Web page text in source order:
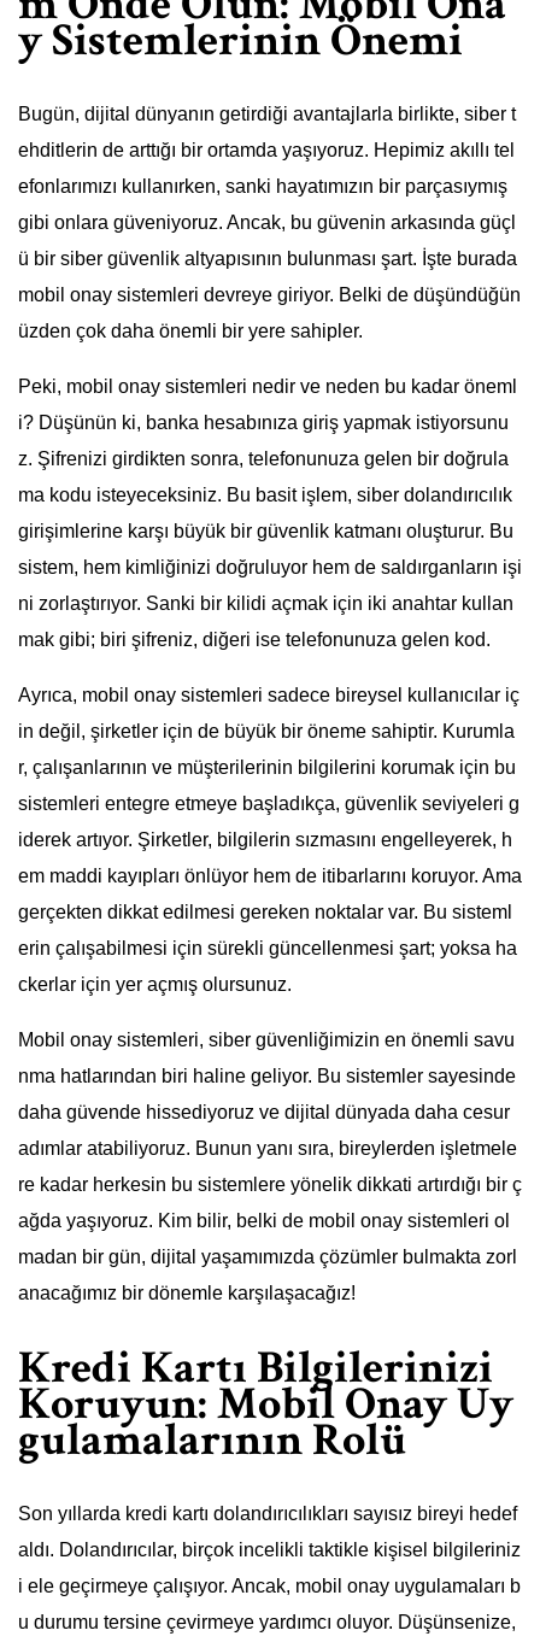
y Sistemlerinin Önemi
Bugün, dijital dünyanın getirdiği avantajlarla birlikte, siber t
ehditlerin de arttığı bir ortamda yaşıyoruz. Hepimiz akıllı tel
efonlarımızı kullanırken, sanki hayatımızın bir parçasıymış
gibi onlara güveniyoruz. Ancak, bu güvenin arkasında güçl
ü bir siber güvenlik altyapısının bulunması şart. İşte burada
mobil onay sistemleri devreye giriyor. Belki de düşündüğün
üzden çok daha önemli bir yere sahipler.
Peki, mobil onay sistemleri nedir ve neden bu kadar öneml
i? Düşünün ki, banka hesabınıza giriş yapmak istiyorsunu
z. Şifrenizi girdikten sonra, telefonunuza gelen bir doğrula
ma kodu isteyeceksiniz. Bu basit işlem, siber dolandırıcılık
girişimlerine karşı büyük bir güvenlik katmanı oluşturur. Bu
sistem, hem kimliğinizi doğruluyor hem de saldırganların işi
ni zorlaştırıyor. Sanki bir kilidi açmak için iki anahtar kullan
mak gibi; biri şifreniz, diğeri ise telefonunuza gelen kod.
Ayrıca, mobil onay sistemleri sadece bireysel kullanıcılar iç
in değil, şirketler için de büyük bir öneme sahiptir. Kurumla
r, çalışanlarının ve müşterilerinin bilgilerini korumak için bu
sistemleri entegre etmeye başladıkça, güvenlik seviyeleri g
iderek artıyor. Şirketler, bilgilerin sızmasını engelleyerek, h
em maddi kayıpları önlüyor hem de itibarlarını koruyor. Ama
gerçekten dikkat edilmesi gereken noktalar var. Bu sisteml
erin çalışabilmesi için sürekli güncellenmesi şart; yoksa ha
ckerlar için yer açmış olursunuz.
Mobil onay sistemleri, siber güvenliğimizin en önemli savu
nma hatlarından biri haline geliyor. Bu sistemler sayesinde
daha güvende hissediyoruz ve dijital dünyada daha cesur
adımlar atabiliyoruz. Bunun yanı sıra, bireylerden işletmele
re kadar herkesin bu sistemlere yönelik dikkati artırdığı bir ç
ağda yaşıyoruz. Kim bilir, belki de mobil onay sistemleri ol
madan bir gün, dijital yaşamımızda çözümler bulmakta zorl
anacağımız bir dönemle karşılaşacağız!
Kredi Kartı Bilgilerinizi
Koruyun: Mobil Onay Uy
gulamalarının Rolü
Son yıllarda kredi kartı dolandırıcılıkları sayısız bireyi hedef
aldı. Dolandırıcılar, birçok incelikli taktikle kişisel bilgileriniz
i ele geçirmeye çalışıyor. Ancak, mobil onay uygulamaları b
u durumu tersine çevirmeye yardımcı oluyor. Düşünsenize,